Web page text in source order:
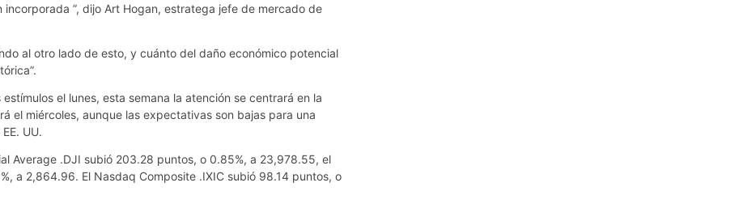
incorporada ”, dijo Art Hogan, estratega jefe de mercado de
al otro lado de esto, y cuánto del daño económico potencial
el lunes, esta semana la atención se centrará en la
el miércoles, aunque las expectativas son bajas para una
UU.
Average .DJI subió 203.28 puntos, o 0.85%, a 23,978.55, el
a 2,864.96. El Nasdaq Composite .IXIC subió 98.14 puntos, o